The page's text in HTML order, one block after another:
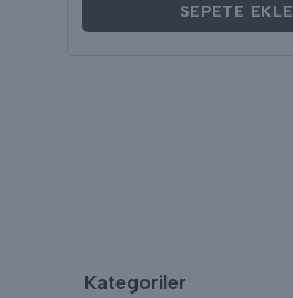
SEPETE EKLE
Kategoriler